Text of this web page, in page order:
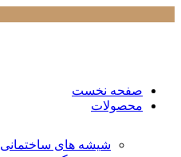
صفحه نخست
محصولات
شیشه های ساختمانی